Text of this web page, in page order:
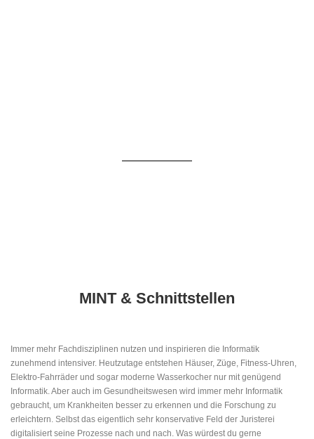
MINT & Schnittstellen
Immer mehr Fachdisziplinen nutzen und inspirieren die Informatik
zunehmend intensiver. Heutzutage entstehen Häuser, Züge, Fitness-Uhren,
Elektro-Fahrräder und sogar moderne Wasserkocher nur mit genügend
Informatik. Aber auch im Gesundheitswesen wird immer mehr Informatik
gebraucht, um Krankheiten besser zu erkennen und die Forschung zu
erleichtern. Selbst das eigentlich sehr konservative Feld der Juristerei
digitalisiert seine Prozesse nach und nach. Was würdest du gerne